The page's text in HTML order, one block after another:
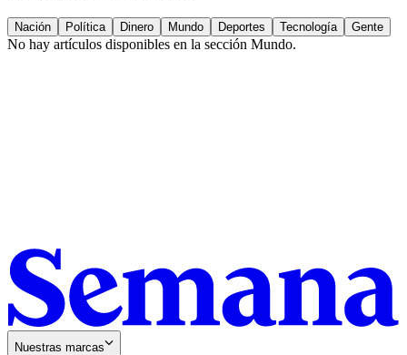
Nación Política Dinero Mundo Deportes Tecnología Gente
No hay artículos disponibles en la sección Mundo.
Nuestras marcas